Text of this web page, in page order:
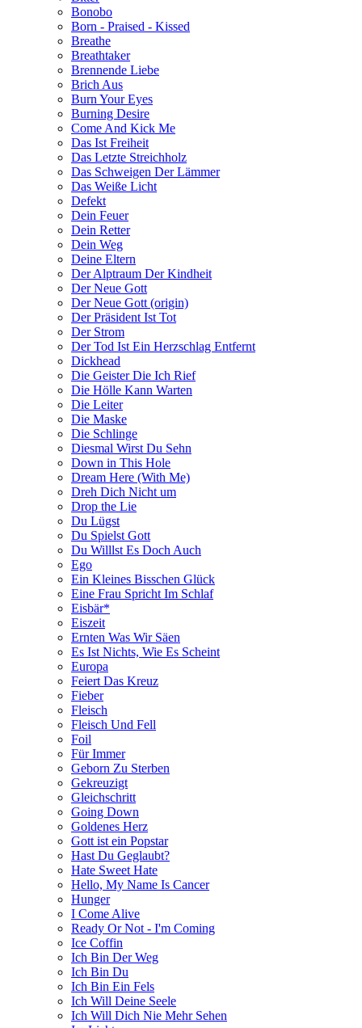
Bonobo
Born - Praised - Kissed
Breathe
Breathtaker
Brennende Liebe
Brich Aus
Burn Your Eyes
Burning Desire
Come And Kick Me
Das Ist Freiheit
Das Letzte Streichholz
Das Schweigen Der Lämmer
Das Weiße Licht
Defekt
Dein Feuer
Dein Retter
Dein Weg
Deine Eltern
Der Alptraum Der Kindheit
Der Neue Gott
Der Neue Gott (origin)
Der Präsident Ist Tot
Der Strom
Der Tod Ist Ein Herzschlag Entfernt
Dickhead
Die Geister Die Ich Rief
Die Hölle Kann Warten
Die Leiter
Die Maske
Die Schlinge
Diesmal Wirst Du Sehn
Down in This Hole
Dream Here (With Me)
Dreh Dich Nicht um
Drop the Lie
Du Lügst
Du Spielst Gott
Du Willlst Es Doch Auch
Ego
Ein Kleines Bisschen Glück
Eine Frau Spricht Im Schlaf
Eisbär*
Eiszeit
Ernten Was Wir Säen
Es Ist Nichts, Wie Es Scheint
Europa
Feiert Das Kreuz
Fieber
Fleisch
Fleisch Und Fell
Foil
Für Immer
Geborn Zu Sterben
Gekreuzigt
Gleichschritt
Going Down
Goldenes Herz
Gott ist ein Popstar
Hast Du Geglaubt?
Hate Sweet Hate
Hello, My Name Is Cancer
Hunger
I Come Alive
Ready Or Not - I'm Coming
Ice Coffin
Ich Bin Der Weg
Ich Bin Du
Ich Bin Ein Fels
Ich Will Deine Seele
Ich Will Dich Nie Mehr Sehen